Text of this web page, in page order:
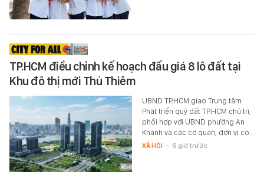
TP.HCM điều chỉnh kế hoạch đấu giá 8 lô đất tại
Khu đô thị mới Thủ Thiêm
UBND TP.HCM giao Trung tâm
Phát triển quỹ đất TP.HCM chủ trì,
phối hợp với UBND phường An
Khánh và các cơ quan, đơn vị có…
XÃ HỘI - 6 giờ trước